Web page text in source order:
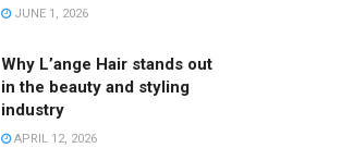
JUNE 1, 2026
Why L’ange Hair stands out
in the beauty and styling
industry
APRIL 12, 2026